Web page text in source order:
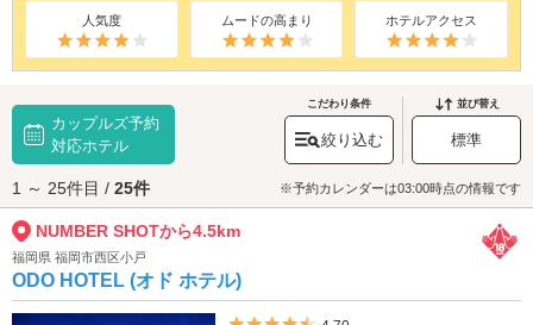
人気度 ムードの高まり ホテルアクセス
カップルズ予約
対応ホテル
こだわり条件
絞り込む
並び替え
標準
1 ～ 25件目 / 25件 ※予約カレンダーは03:00時点の情報です
NUMBER SHOTから4.5km
福岡県 福岡市西区小戸
ODO HOTEL (オド ホテル)